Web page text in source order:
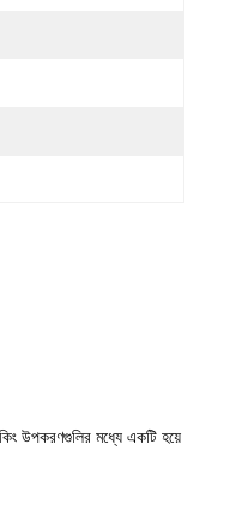
উপকরণগুলির মধ্যে একটি হয়ে